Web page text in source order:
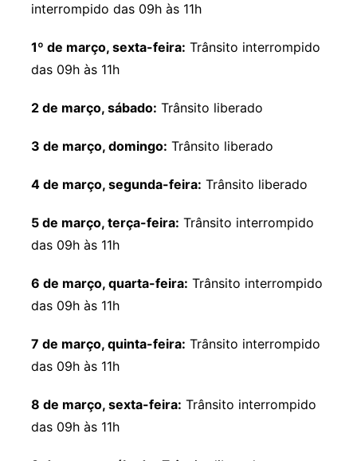
interrompido das 09h às 11h
1º de março, sexta-feira: Trânsito interrompido
das 09h às 11h
2 de março, sábado: Trânsito liberado
3 de março, domingo: Trânsito liberado
4 de março, segunda-feira: Trânsito liberado
5 de março, terça-feira: Trânsito interrompido
das 09h às 11h
6 de março, quarta-feira: Trânsito interrompido
das 09h às 11h
7 de março, quinta-feira: Trânsito interrompido
das 09h às 11h
8 de março, sexta-feira: Trânsito interrompido
das 09h às 11h